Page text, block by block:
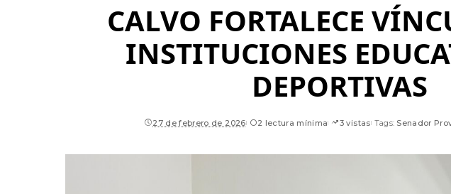
CALVO FORTALECE
INSTITUCIONES
DEPORTIVAS
27 de febrero de 2026 2 lectura mínima 3 vistas Tags: Senador